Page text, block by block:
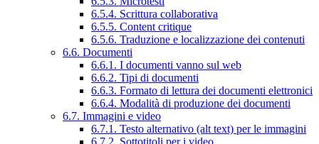
6.5.4. Scrittura collaborativa
6.5.5. Content critique
6.5.6. Traduzione e localizzazione dei contenuti
6.6. Documenti
6.6.1. I documenti vanno sul web
6.6.2. Tipi di documenti
6.6.3. Formato di lettura dei documenti elettronici
6.6.4. Modalità di produzione dei documenti
6.7. Immagini e video
6.7.1. Testo alternativo (alt text) per le immagini
6.7.2. Sottotitoli per i video